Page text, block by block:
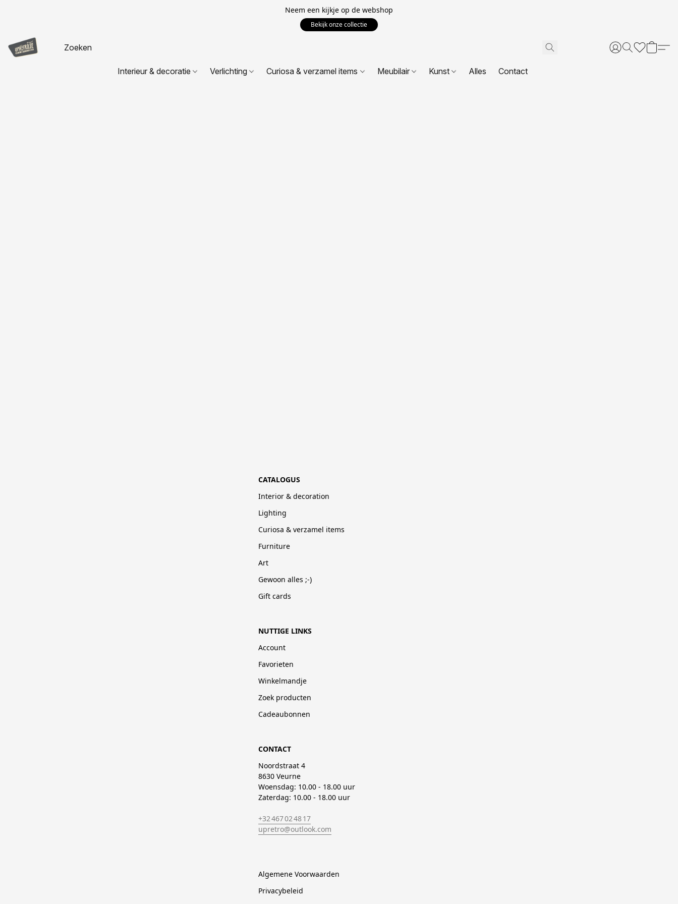
Neem een kijkje op de webshop
Bekijk onze collectie
Interieur & decoratie Verlichting Curiosa & verzamel items Meubilair Kunst Alles Contact
CATALOGUS
Interior & decoration
Lighting
Curiosa & verzamel items
Furniture
Art
Gewoon alles ;-)
Gift cards
NUTTIGE LINKS
Account
Favorieten
Winkelmandje
Zoek producten
Cadeaubonnen
CONTACT
Noordstraat 4
8630 Veurne
Woensdag: 10.00 - 18.00 uur
Zaterdag: 10.00 - 18.00 uur
+32 467 02 48 17
upretro@outlook.com
Algemene Voorwaarden
Privacybeleid